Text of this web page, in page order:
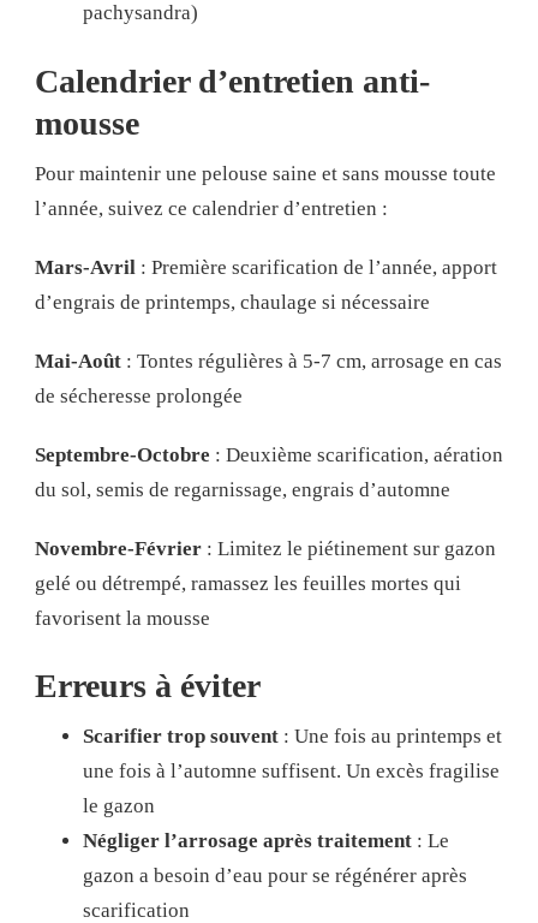
pachysandra)
Calendrier d’entretien anti-
mousse
Pour maintenir une pelouse saine et sans mousse toute
l’année, suivez ce calendrier d’entretien :
Mars-Avril : Première scarification de l’année, apport
d’engrais de printemps, chaulage si nécessaire
Mai-Août : Tontes régulières à 5-7 cm, arrosage en cas
de sécheresse prolongée
Septembre-Octobre : Deuxième scarification, aération
du sol, semis de regarnissage, engrais d’automne
Novembre-Février : Limitez le piétinement sur gazon
gelé ou détrempé, ramassez les feuilles mortes qui
favorisent la mousse
Erreurs à éviter
Scarifier trop souvent : Une fois au printemps et
une fois à l’automne suffisent. Un excès fragilise
le gazon
Négliger l’arrosage après traitement : Le
gazon a besoin d’eau pour se régénérer après
scarification